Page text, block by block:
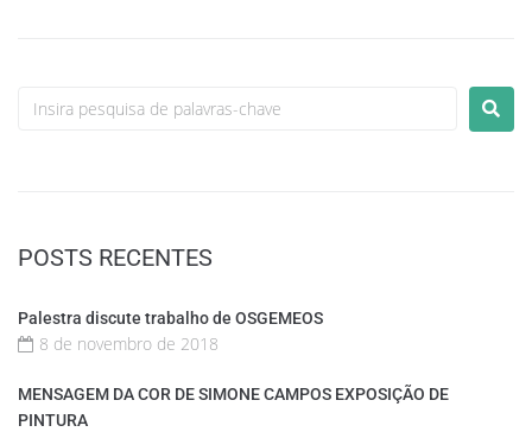
POSTS RECENTES
Palestra discute trabalho de OSGEMEOS
8 de novembro de 2018
MENSAGEM DA COR DE SIMONE CAMPOS EXPOSIÇÃO DE
PINTURA